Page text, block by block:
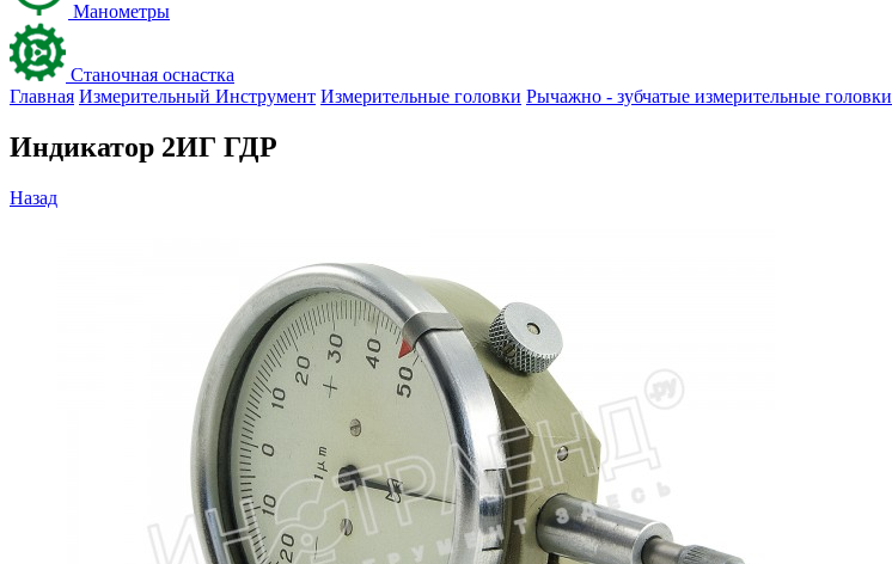
Манометры
Станочная оснастка
Главная Измерительный Инструмент Измерительные головки Рычажно - зубчатые измерительные головки
Индикатор 2ИГ ГДР
Назад